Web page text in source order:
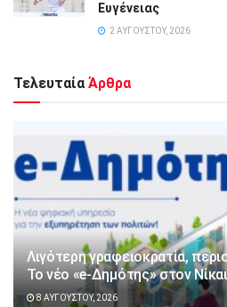
Ευγένειας
2 ΑΥΓΟΎΣΤΟΥ, 2026
Τελευταία Άρθρα
Λιγότερη γραφειοκρατία,
Το νέο «e-Δημότης» στον
8 ΑΥΓΟΎΣΤΟΥ, 2026